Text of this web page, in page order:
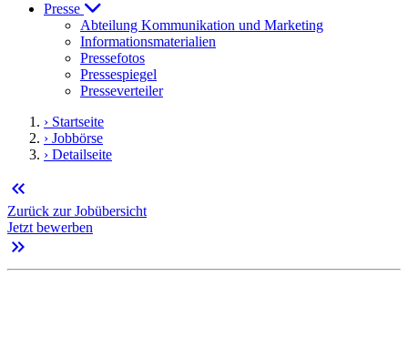
Presse
Abteilung Kommunikation und Marketing
Informationsmaterialien
Pressefotos
Pressespiegel
Presseverteiler
› Startseite
› Jobbörse
› Detailseite
keyboard_double_arrow_left
Zurück zur Jobübersicht
Jetzt bewerben
keyboard_double_arrow_right